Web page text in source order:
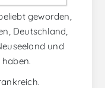
geworden,
Deutschland,
und